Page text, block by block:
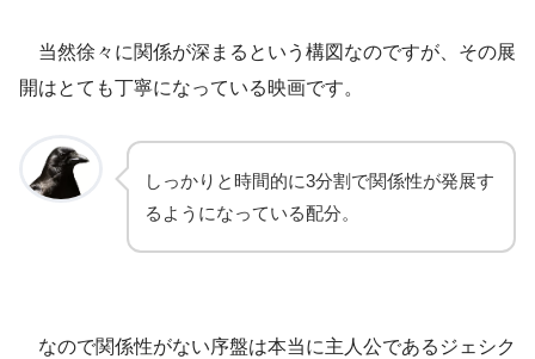
当然徐々に関係が深まるという構図なのですが、その展
開はとても丁寧になっている映画です。
しっかりと時間的に3分割で関係性が発展す
るようになっている配分。
なので関係性がない序盤は本当に主人公であるジェシク